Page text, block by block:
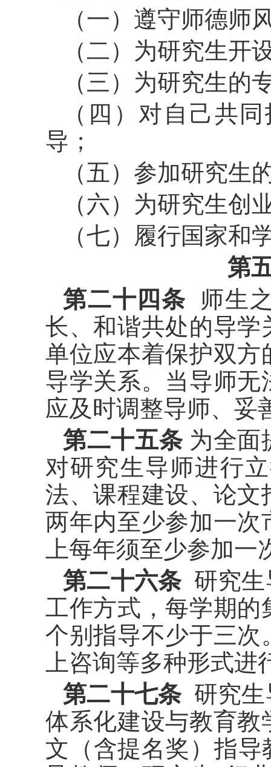
（一）遵守师德师
（二）为研究生开
（三）为研究生的
（四）对自己共
导；
（五）参加研究生
（六）为研究生创
（七）履行国家和
第
第二十四条 师生
长、和谐共处的导
单位应本着保护双
导学关系。当导师
应及时调整导师、妥
第二十五条 为全面
对研究生导师进行
法、课程建设、论
两年内至少参加一
上每年须至少参加
第二十六条 研究
工作方式，每学期
个别指导不少于三
上咨询等多种形式
第二十七条 研究
体系化建设与教育
文（含提名奖）指导